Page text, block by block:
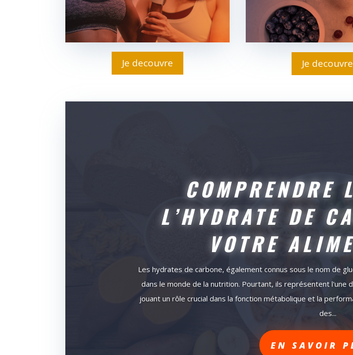
Je decouvre Je decouvre
COMPRENDRE
L’HYDRATE DE
VOTRE
Les hydrates de carbone, également connus sous le nom de
dans le monde de la nutrition. Pourtant, ils représentent l'une
jouant un rôle crucial dans la fonction métabolique et la
des...
EN SAVOIR